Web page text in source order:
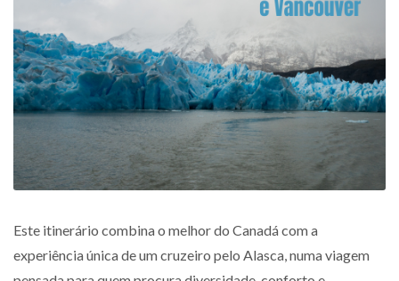
Este itinerário combina o melhor do Canadá com a
experiência única de um cruzeiro pelo Alasca, numa viagem